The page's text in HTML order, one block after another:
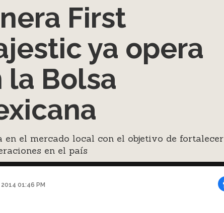
First
ya opera
la Bolsa
en el mercado local con el objetivo de fortalecer
en el país
01:46 PM